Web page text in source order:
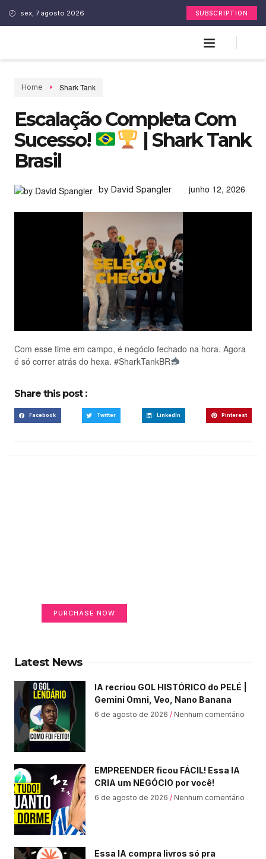
sex, 7 agosto 2026 SUBSCRIPTION
Home Shark Tank
Escalação Completa Com
Sucesso!
| Shark Tank
Brasil
by David Spangler junho 12, 2026
Com esse time em campo, é negócio fechado na hora. Agora
é só correr atrás do hexa. #SharkTankBR
Share this post :
Facebook Twitter LinkedIn Pinterest
PURCHASE NOW
Latest News
IA recriou GOL HISTÓRICO do PELÉ |
Gemini Omni, Veo, Nano Banana
6 de agosto de 2026 Nenhum comentário
EMPREENDER ficou FÁCIL! Essa IA
CRIA um NEGÓCIO por você!
6 de agosto de 2026 Nenhum comentário
Essa IA compra livros só pra